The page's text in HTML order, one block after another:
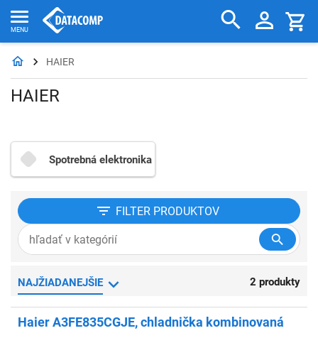
HAIER
HAIER
Spotrebná elektronika
FILTER PRODUKTOV
NAJŽIADANEJŠIE 2 produkty
Haier A3FE835CGJE, chladnička kombinovaná